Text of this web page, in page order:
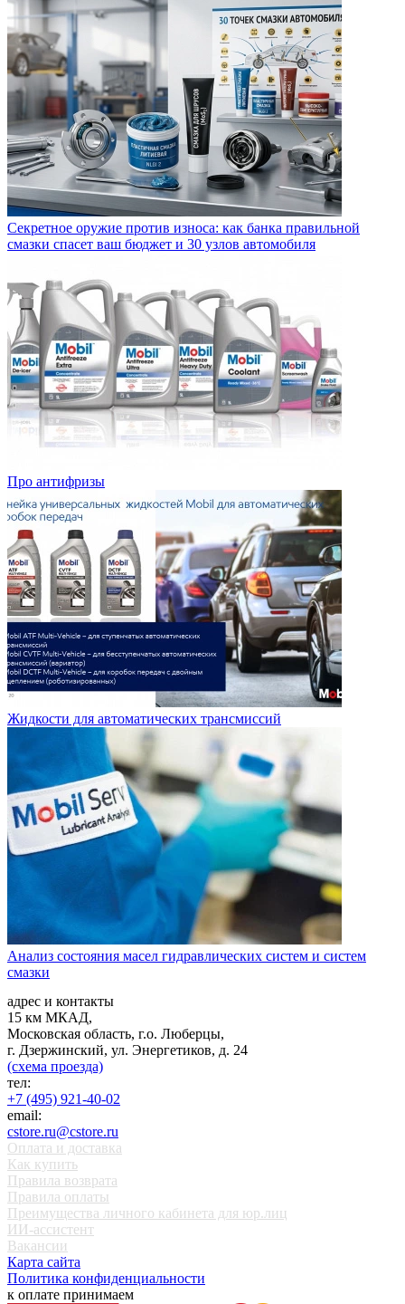
Секретное оружие против износа: как банка правильной
смазки спасет ваш бюджет и 30 узлов автомобиля
Про антифризы
Жидкости для автоматических трансмиссий
Анализ состояния масел гидравлических систем и систем
смазки
адрес и контакты
15 км МКАД,
Московская область, г.о. Люберцы,
г. Дзержинский, ул. Энергетиков, д. 24
(схема проезда)
тел:
+7 (495) 921-40-02
email:
cstore.ru@cstore.ru
Оплата и доставка
Как купить
Правила возврата
Правила оплаты
Преимущества личного кабинета для юр.лиц
ИИ-ассистент
Вакансии
Карта сайта
Политика конфиденциальности
к оплате принимаем